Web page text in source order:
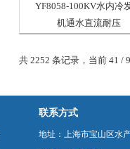
YF8058-100KV水内冷
机通水直流耐压
共 2252 条记录，当前 41 /
联系方式
地址：上海市宝山区水